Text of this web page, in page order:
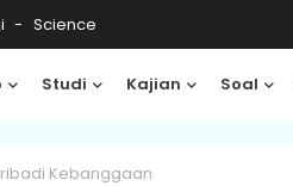
Science
Studi Kajian Soal
Kebanggaan